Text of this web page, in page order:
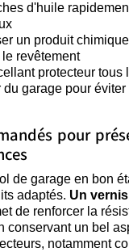
d'huile
un produit
revêtement
protecteur tous
garage pour
pour
de garage en bon
adaptés. Un
de renforcer la
conservant un bel
notamment